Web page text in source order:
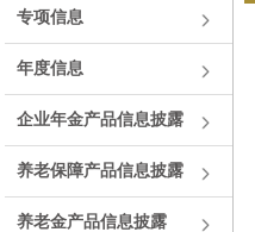
专项信息
年度信息
企业年金产品信息披露
养老保障产品信息披露
养老金产品信息披露